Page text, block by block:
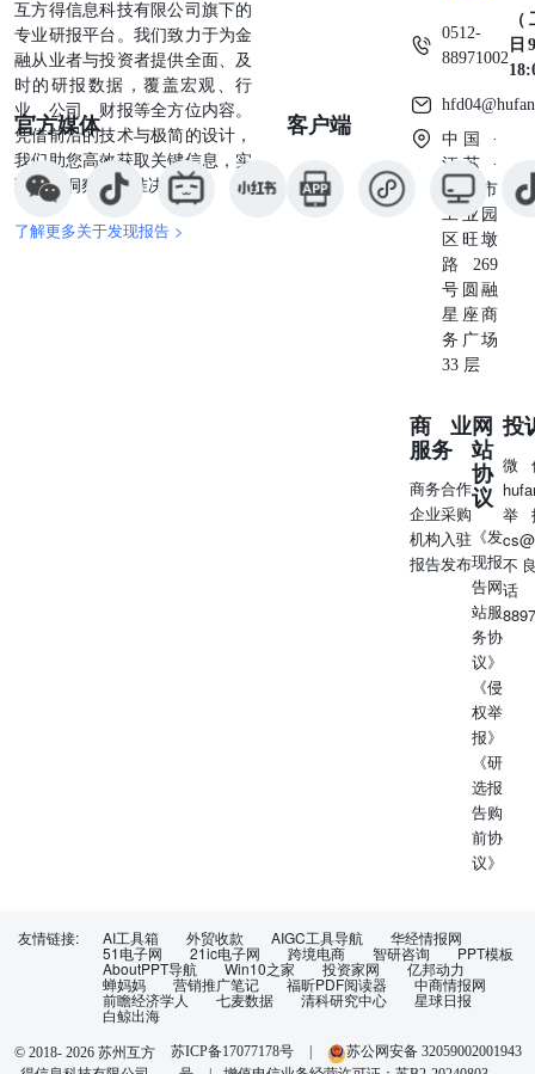
互方得信息科技有限公司旗下的
专业研报平台。我们致力于为金
融从业者与投资者提供全面、及
时的研报数据，覆盖宏观、行
业、公司、财报等全方位内容。
凭借前沿的技术与极简的设计，
我们助您高效获取关键信息，实
现深度洞察与精准决策。
了解更多关于发现报告 >
官方媒体 客户端
0512-
88971002
日
中国 ·
江苏 ·
苏州市
工业园
区旺墩
路269
号圆融
星座商
务广场
33 层
商业
服务
商务合作
企业采购
机构入驻
报告发布
网
站
协
议
《发
现报
告网
站服
务协
议》
《侵
权举
报》
《研
选报
告购
前协
议》
投
微
举
不
友情链接: AI工具箱 外贸收款 AIGC工具导航 华经情报网
51电子网 21ic电子网 跨境电商 智研咨询 PPT模板
AboutPPT导航 Win10之家 投资家网 亿邦动力
蝉妈妈 营销推广笔记 福昕PDF阅读器 中商情报网
前瞻经济学人 七麦数据 清科研究中心 星球日报
白鲸出海
© 2018- 2026 苏州互方
苏ICP备17077178号
苏公网安备 32059002001943